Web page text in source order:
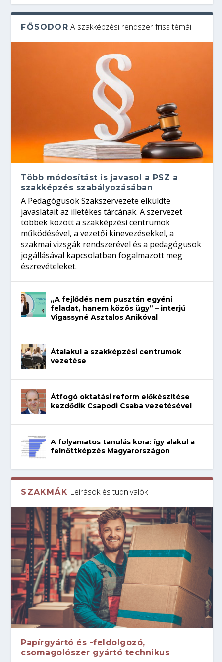
FŐSODOR A szakképzési rendszer friss témái
Több módosítást is javasol a PSZ a
szakképzés szabályozásában
A Pedagógusok Szakszervezete elküldte
javaslatait az illetékes tárcának. A szervezet
többek között a szakképzési centrumok
működésével, a vezetői kinevezésekkel, a
szakmai vizsgák rendszerével és a pedagógusok
jogállásával kapcsolatban fogalmazott meg
észrevételeket.
„A fejlődés nem pusztán egyéni
feladat, hanem közös ügy” – interjú
Vigassyné Asztalos Anikóval
Átalakul a szakképzési centrumok
vezetése
Átfogó oktatási reform előkészítése
kezdődik Csapodi Csaba vezetésével
A folyamatos tanulás kora: így alakul a
felnőttképzés Magyarországon
SZAKMÁK Leírások és tudnivalók
Papírgyártó és -feldolgozó,
csomagolószer gyártó technikus